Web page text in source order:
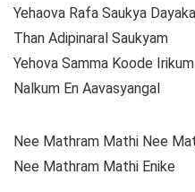
Yehaova Rafa Saukya
Than Adipinaral Saukyam
Yehova Samma Koode Irikum
Nalkum En Aavasyangal
Nee Mathram Mathi Nee
Nee Mathram Mathi Enike